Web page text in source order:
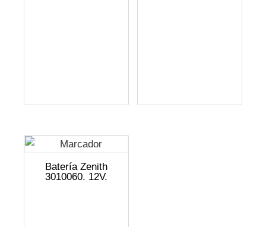
Batería Zenith
3010060. 12V.